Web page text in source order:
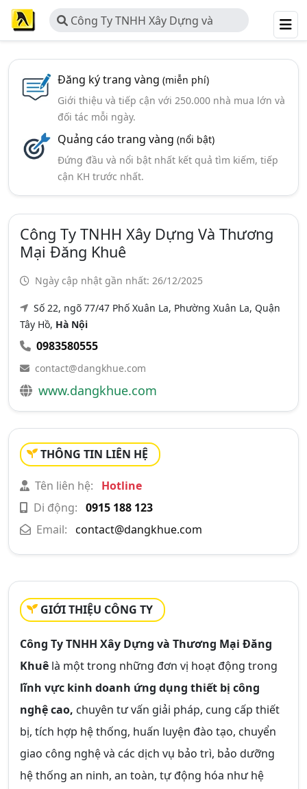
Công Ty TNHH Xây Dựng và
Thương Mại Đăng Khuê
Đăng ký trang vàng (miễn phí)
Giới thiệu và tiếp cận với 250.000 nhà mua lớn và
đối tác mỗi ngày.
Quảng cáo trang vàng (nổi bật)
Đứng đầu và nổi bật nhất kết quả tìm kiếm, tiếp
cận KH trước nhất.
Công Ty TNHH Xây Dựng Và Thương
Mại Đăng Khuê
Ngày cập nhật gần nhất: 26/12/2025
Số 22, ngõ 77/47 Phố Xuân La, Phường Xuân La, Quận
Tây Hồ, Hà Nội
0983580555
contact@dangkhue.com
www.dangkhue.com
THÔNG TIN LIÊN HỆ
Tên liên hệ:
Hotline
Di động: 0915 188 123
Email: contact@dangkhue.com
GIỚI THIỆU CÔNG TY
Công Ty TNHH Xây Dựng và Thương Mại Đăng
Khuê là một trong những đơn vị hoạt động trong
lĩnh vực kinh doanh ứng dụng thiết bị công
nghệ cao, chuyên tư vấn giải pháp, cung cấp thiết
bị, tích hợp hệ thống, huấn luyện đào tạo, chuyển
giao công nghệ và các dịch vụ bảo trì, bảo dưỡng
hệ thống an ninh, an toàn, tự động hóa như hệ